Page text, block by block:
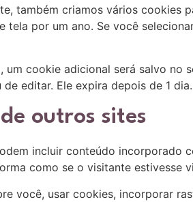
também criamos vários
por um ano. Se você
cookie adicional será salvo no
editar. Ele expira depois de 1 dia.
outros sites
incluir conteúdo incorporado
como se o visitante estivesse
você, usar cookies, incorporar